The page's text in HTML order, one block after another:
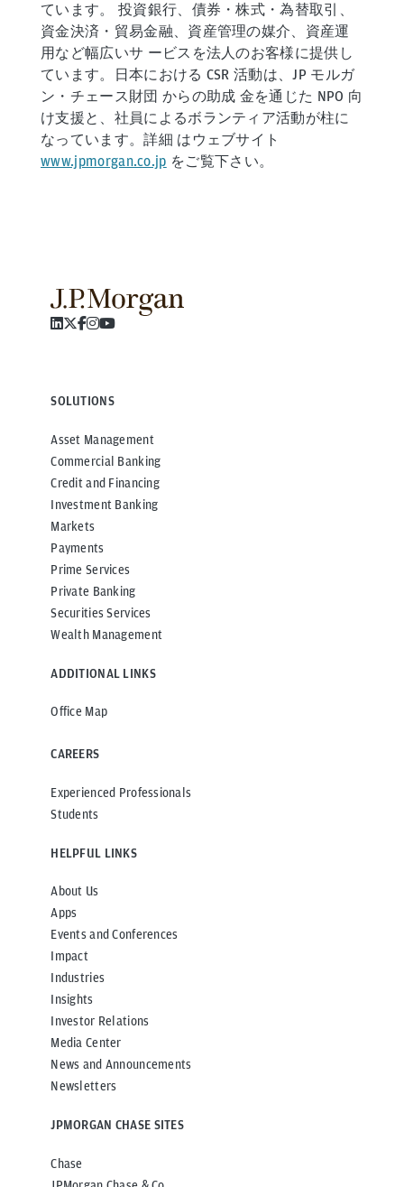
ています。 投資銀行、債券・株式・為替取引、
資金決済・貿易金融、資産管理の媒介、資産運
用など幅広いサ ービスを法人のお客様に提供し
ています。日本における CSR 活動は、JP モルガ
ン・チェース財団 からの助成 金を通じた NPO 向
け支援と、社員によるボランティア活動が柱に
なっています。詳細 はウェブサイト
www.jpmorgan.co.jp をご覧下さい。
SOLUTIONS
Asset Management
Commercial Banking
Credit and Financing
Investment Banking
Markets
Payments
Prime Services
Private Banking
Securities Services
Wealth Management
ADDITIONAL LINKS
Office Map
CAREERS
Experienced Professionals
Students
HELPFUL LINKS
About Us
Apps
Events and Conferences
Impact
Industries
Insights
Investor Relations
Media Center
News and Announcements
Newsletters
JPMORGAN CHASE SITES
Chase